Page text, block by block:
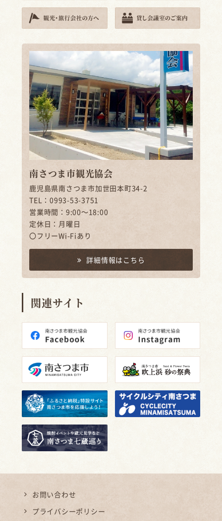
南さつま市観光協会
鹿児島県南さつま市加世田本町34-2
TEL：0993-53-3751
営業時間：9:00～18:00
定休日：月曜日
〇フリーWi-Fiあり
詳細情報はこちら
関連サイト
お問い合わせ
プライバシーポリシー